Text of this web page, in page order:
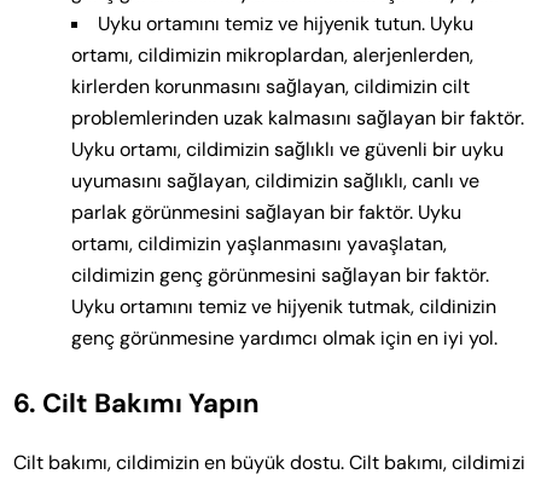
Uyku ortamını temiz ve hijyenik tutun. Uyku
ortamı, cildimizin mikroplardan, alerjenlerden,
kirlerden korunmasını sağlayan, cildimizin cilt
problemlerinden uzak kalmasını sağlayan bir faktör.
Uyku ortamı, cildimizin sağlıklı ve güvenli bir uyku
uyumasını sağlayan, cildimizin sağlıklı, canlı ve
parlak görünmesini sağlayan bir faktör. Uyku
ortamı, cildimizin yaşlanmasını yavaşlatan,
cildimizin genç görünmesini sağlayan bir faktör.
Uyku ortamını temiz ve hijyenik tutmak, cildinizin
genç görünmesine yardımcı olmak için en iyi yol.
6. Cilt Bakımı Yapın
Cilt bakımı, cildimizin en büyük dostu. Cilt bakımı, cildimizi